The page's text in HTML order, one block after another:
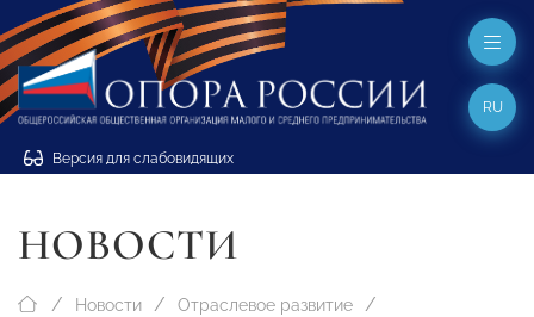
Версия для слабовидящих
RU
НОВОСТИ
Новости Отраслевое развитие